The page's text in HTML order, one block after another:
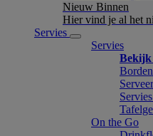
Nieuw Binnen
Hier vind je al het
Servies
Servies
Bekijk
On the Go